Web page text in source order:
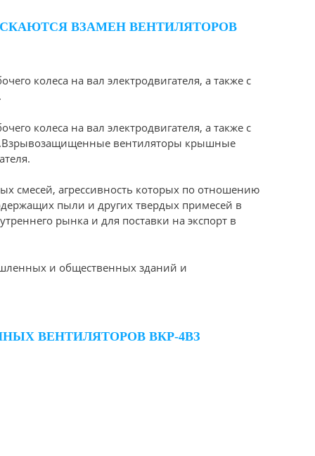
ВЗАМЕН ВЕНТИЛЯТОРОВ
колеса на вал электродвигателя, а также с
колеса на вал электродвигателя, а также с
вентиляторы крышные
смесей, агрессивность которых по отношению
пыли и других твердых примесей в
рынка и для поставки на экспорт в
и общественных зданий и
ВЕНТИЛЯТОРОВ ВКР-4ВЗ